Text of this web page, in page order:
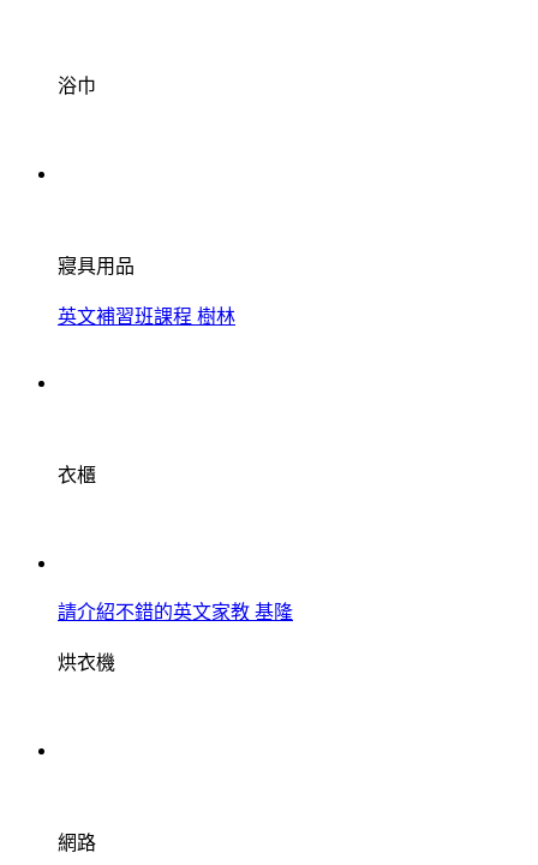
浴巾
寢具用品
英文補習班課程 樹林
衣櫃
請介紹不錯的英文家教 基隆
烘衣機
網路